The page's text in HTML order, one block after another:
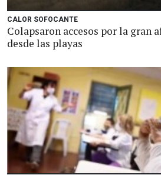
CALOR SOFOCANTE
Colapsaron accesos por la gran
desde las playas